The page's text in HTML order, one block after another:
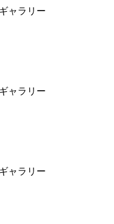
ャラリー
ャラリー
ャラリー